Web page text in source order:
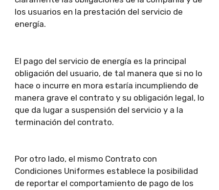
los usuarios en la prestación del servicio de
energía.
El pago del servicio de energía es la principal
obligación del usuario, de tal manera que si no lo
hace o incurre en mora estaría incumpliendo de
manera grave el contrato y su obligación legal, lo
que da lugar a suspensión del servicio y a la
terminación del contrato.
Por otro lado, el mismo Contrato con
Condiciones Uniformes establece la posibilidad
de reportar el comportamiento de pago de los